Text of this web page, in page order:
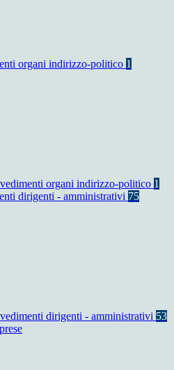
organi indirizzo-politico 1
organi indirizzo-politico 1
dirigenti - amministrativi 75
dirigenti - amministrativi 53